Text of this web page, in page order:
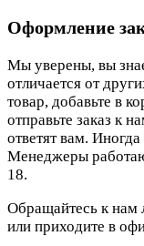
Оформление
Мы уверены, вы
отличается от
товар, добавьте в
отправьте заказ к
ответят вам.
Менеджеры
18.
Обращайтесь к нам
или приходите в